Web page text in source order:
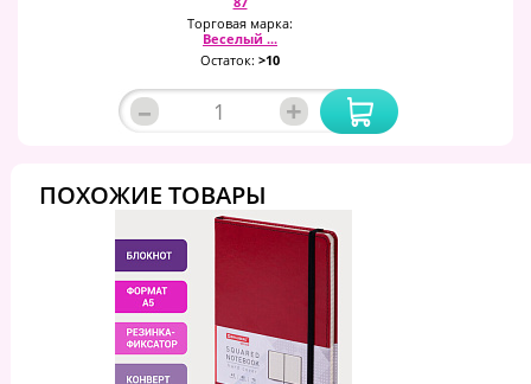
Торговая марка:
Веселый ...
Остаток: >10
– +
ПОХОЖИЕ ТОВАРЫ